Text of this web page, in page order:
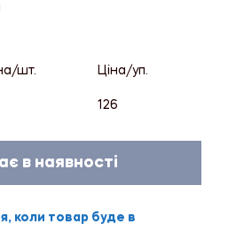
шт. Ціна/уп.
126
в наявності
коли товар буде в